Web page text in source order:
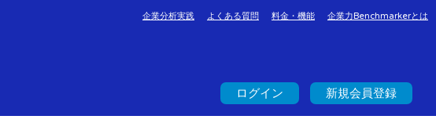
企業分析実践 よくある質問 料金・機能 企業力Benchmarkerとは
ログイン 新規会員登録